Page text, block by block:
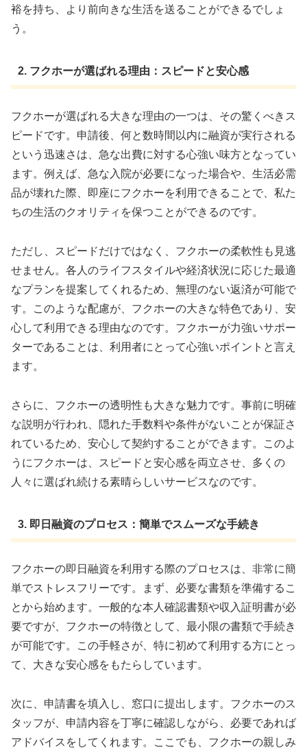
裕を持ち、より前向きな生活を送ることができるでしょ
う。
2. フクホーが選ばれる理由：スピードと安心感
フクホーが選ばれる大きな理由の一つは、その驚くべきス
ピードです。申請後、何と数時間以内に融資が実行される
という迅速さは、急な出費に対する心強い味方となってい
ます。例えば、急な入院が必要になった場合や、生活必需
品が壊れた際、即座にフクホーを利用できることで、私た
ちの生活のクオリティを保つことができるのです。
ただし、スピードだけではなく、フクホーの柔軟性も見逃
せません。各人のライフスタイルや経済状況に応じた最適
なプランを提案してくれるため、無理のない返済が可能で
す。このような配慮が、フクホーの大きな特色であり、安
心して利用できる理由なのです。フクホーが力強いサポー
ターであることは、利用者にとって心強いポイントと言え
ます。
さらに、フクホーの透明性も大きな魅力です。事前に明確
な説明が行われ、隠れた手数料や条件がないことが保証さ
れているため、安心して契約することができます。このよ
うにフクホーは、スピードと安心感を両立させ、多くの
人々に選ばれ続ける素晴らしいサービスなのです。
3. 即日融資のプロセス：簡単でスムーズな手続き
フクホーの即日融資を利用する際のプロセスは、非常に簡
単でストレスフリーです。まず、必要な書類を準備するこ
とから始めます。一般的な本人確認書類や収入証明書が必
要ですが、フクホーの特徴として、最小限の書類で手続き
が可能です。この手軽さが、特に初めて利用する方にとっ
て、大きな安心感をもたらしています。
次に、申請書を填入し、窓口に提出します。フクホーのス
タッフが、申請内容を丁寧に確認しながら、必要であれば
アドバイスをしてくれます。ここでも、フクホーの親しみ